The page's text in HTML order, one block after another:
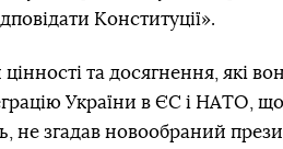
Конституції».
та досягнення, які
України в ЄС і НАТО,
не згадав новообраний